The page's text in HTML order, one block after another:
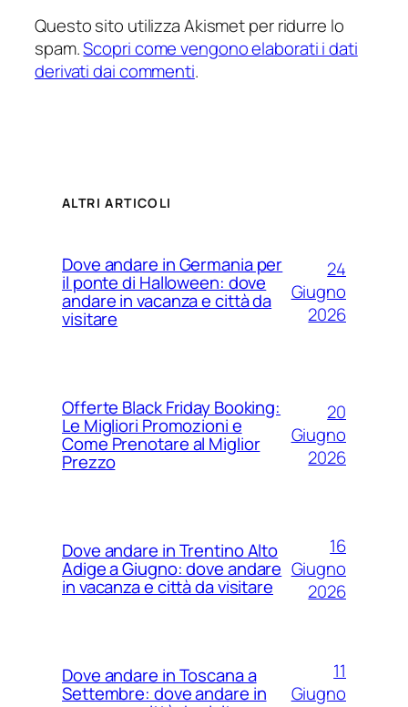
Questo sito utilizza Akismet per ridurre lo
spam.Scopri come vengono elaborati i dati
derivati dai commenti.
ALTRI ARTICOLI
Dove andare in Germania per
il ponte di Halloween: dove
andare in vacanza e città da
visitare
24
Giugno
2026
Offerte Black Friday Booking:
Le Migliori Promozioni e
Come Prenotare al Miglior
Prezzo
20
Giugno
2026
Dove andare in Trentino Alto
Adige a Giugno: dove andare
in vacanza e città da visitare
16
Giugno
2026
Dove andare in Toscana a
Settembre: dove andare in
11
Giugno